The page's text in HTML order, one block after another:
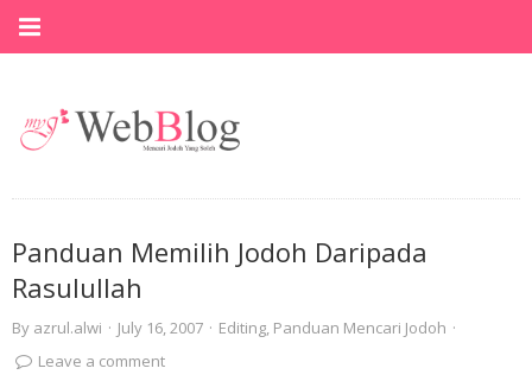
Panduan Memilih Jodoh Daripada
Rasulullah
By azrul.alwi · July 16, 2007 · Editing, Panduan Mencari Jodoh ·
Leave a comment